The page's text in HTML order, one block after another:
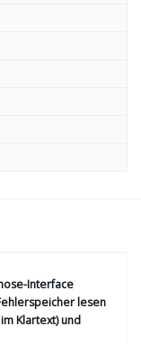
Interface
lesen
Klartext) und